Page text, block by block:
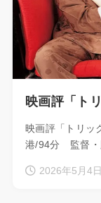
映画評「ト
映画評「トリッ
港/94分 監督・
2026年5月4日